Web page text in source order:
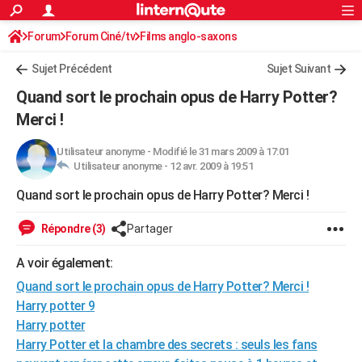
ACTUALITÉS
Politique
Société
Faits Divers
Education
Monde
Villes
+
Programme TV
TNTStreaming
Cinéma
Sorties cinéma
Musique
+FINANCE
Retraite
Impôts
Epargne
Immobilier
Risques naturels par ville
Banque
Assurance
Crédit
AUTO
Essais
Réserver un essai
Citadines
Berlines
SUV
Forum auto
HIGH-TECH
Guides de France
Escapades
Patrimoine
Expositions
Musées
Week-end nature
LIFESTYLE
Art de vivre
Bien-être
Loisirs
Mode
Modes de vie
SANTE
Alimentation
Guide de la santé
Maladies
Médicaments
Sommeil
VOYAGE
S'inscrire
Connexion
Forum Forum Ciné/tv Films anglo-saxons
Sujet Précédent Sujet Suivant
Quand sort le prochain opus de Harry Potter?
Merci !
Utilisateur anonyme- Modifié le 31 mars 2009 à 17:01
Utilisateur anonyme - 12 avr. 2009 à 19:51
Quand sort le prochain opus de Harry Potter? Merci !
Répondre (3) Partager
A voir également:
Quand sort le prochain opus de Harry Potter? Merci !
Harry potter 9
Harry potter
Harry Potter et la chambre des secrets : seuls les fans